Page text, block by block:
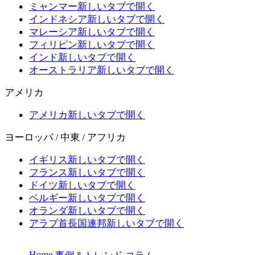
ミャンマー新しいタブで開く
インドネシア新しいタブで開く
マレーシア新しいタブで開く
フィリピン新しいタブで開く
インド新しいタブで開く
オーストラリア新しいタブで開く
アメリカ
アメリカ新しいタブで開く
ヨーロッパ / 中東 / アフリカ
イギリス新しいタブで開く
フランス新しいタブで開く
ドイツ新しいタブで開く
ベルギー新しいタブで開く
オランダ新しいタブで開く
アラブ首長国連邦新しいタブで開く